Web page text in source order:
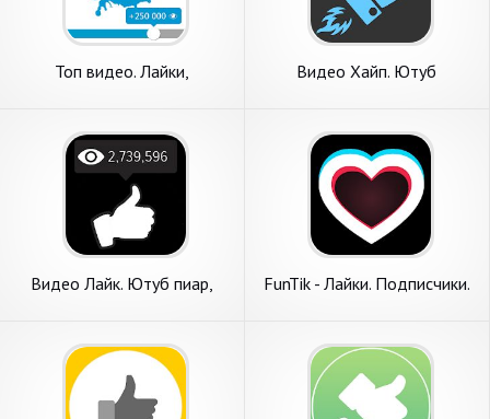
Топ видео. Лайки,
Видео Хайп. Ютуб
Видео Лайк. Ютуб пиар,
FunTik - Лайки. Подписчики.